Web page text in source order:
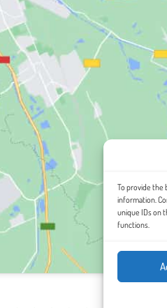
To provide the
information.
unique IDs on
functions.